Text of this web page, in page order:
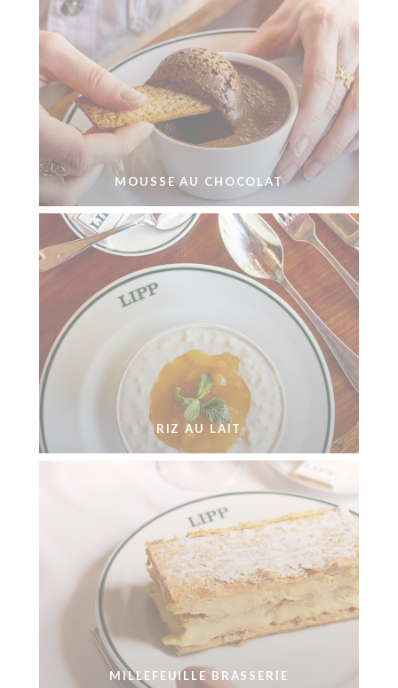
MOUSSE AU CHOCOLAT
RIZ AU LAIT
MILLEFEUILLE BRASSERIE